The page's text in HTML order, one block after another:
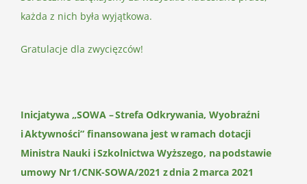
każda z nich była wyjątkowa.
Gratulacje dla zwycięzców!
Inicjatywa „SOWA – Strefa Odkrywania, Wyobraźni
i Aktywności” finansowana jest w ramach dotacji
Ministra Nauki i Szkolnictwa Wyższego, na podstawie
umowy Nr 1/CNK-SOWA/2021 z dnia 2 marca 2021